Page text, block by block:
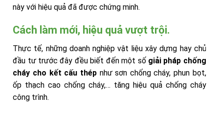
này với hiệu quả đã được chứng minh.
Cách làm mới, hiệu quả vượt trội.
Thực tế, những doanh nghiệp vật liệu xây dựng hay chủ
đầu tư trước đây đều biết đến một số giải pháp chống
cháy cho kết cấu thépnhư sơn chống cháy, phun bọt,
ốp thạch cao chống cháy,… tăng hiệu quả chống cháy
công trình.